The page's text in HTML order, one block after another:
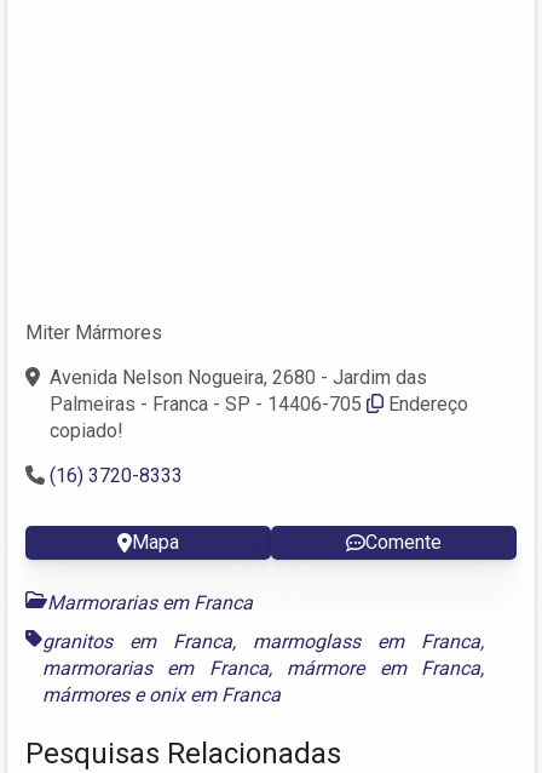
Miter Mármores
Avenida Nelson Nogueira, 2680 - Jardim das
Palmeiras - Franca - SP - 14406-705
Endereço
copiado!
(16) 3720-8333
Mapa Comente
Marmorarias em Franca
granitos em Franca, marmoglass em Franca,
marmorarias em Franca, mármore em Franca,
mármoreseonix em Franca
Pesquisas Relacionadas